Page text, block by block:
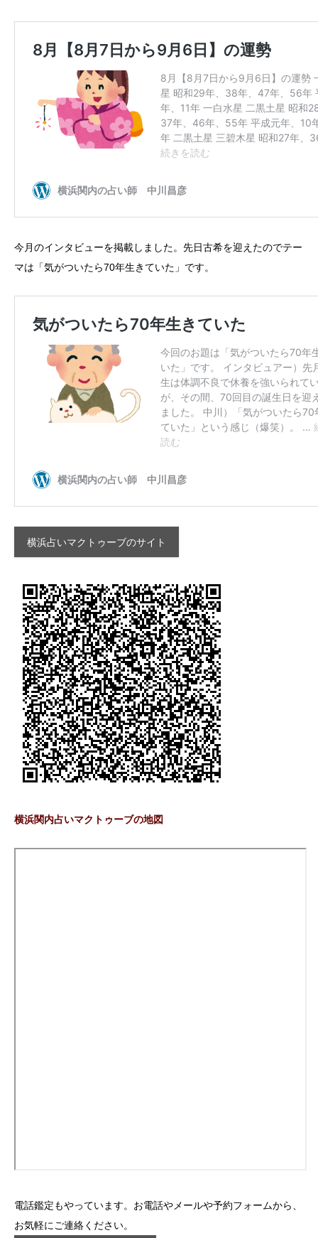
今月のインタビューを掲載しました。先日古希を迎えたのでテー
マは「気がついたら70年生きていた」です。
横浜占いマクトゥーブのサイト
横浜関内占いマクトゥーブの地図
電話鑑定もやっています。お電話やメールや予約フォームから、
お気軽にご連絡ください。